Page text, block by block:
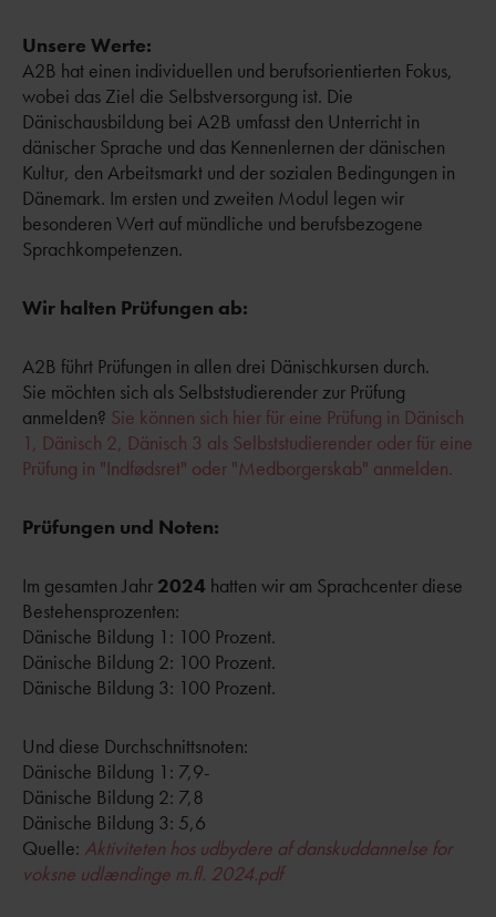
Unsere Werte:
A2B hat einen individuellen und berufsorientierten Fokus,
wobei das Ziel die Selbstversorgung ist. Die
Dänischausbildung bei A2B umfasst den Unterricht in
dänischer Sprache und das Kennenlernen der dänischen
Kultur, den Arbeitsmarkt und der sozialen Bedingungen in
Dänemark. Im ersten und zweiten Modul legen wir
besonderen Wert auf mündliche und berufsbezogene
Sprachkompetenzen.
Wir halten Prüfungen ab:
A2B führt Prüfungen in allen drei Dänischkursen durch.
Sie möchten sich als Selbststudierender zur Prüfung
anmelden? Sie können sich hier für eine Prüfung in Dänisch
1, Dänisch 2, Dänisch 3 als Selbststudierender oder für eine
Prüfung in "Indfødsret" oder "Medborgerskab" anmelden.
Prüfungen und Noten:
Im gesamten Jahr 2024 hatten wir am Sprachcenter diese
Bestehensprozenten:
Dänische Bildung 1: 100 Prozent.
Dänische Bildung 2: 100 Prozent.
Dänische Bildung 3: 100 Prozent.
Und diese Durchschnittsnoten:
Dänische Bildung 1: 7,9-
Dänische Bildung 2: 7,8
Dänische Bildung 3: 5,6
Quelle: Aktiviteten hos udbydere af danskuddannelse for
voksne udlændinge m.fl. 2024.pdf